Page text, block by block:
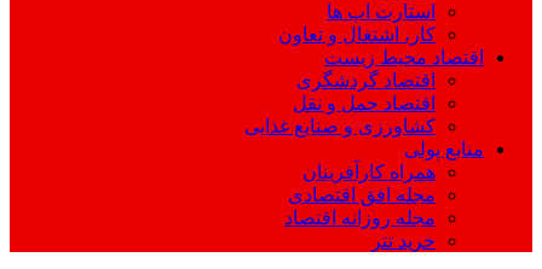
استارت اپ ها
کار، اشتغال و تعاون
اقتصاد محیط زیست
اقتصاد گردشگری
اقتصاد حمل و نقل
کشاورزی و صنایع غذایی
منابع پولی
همراه کارآفرینان
مجله افق اقتصادی
مجله روزانه اقتصاد
خرید تتر